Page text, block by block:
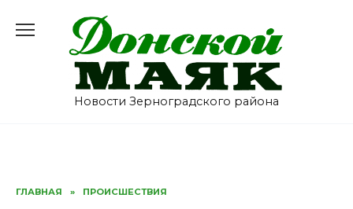
содержанию
Новости Зерноградского района
ГЛАВНАЯ » ПРОИСШЕСТВИЯ